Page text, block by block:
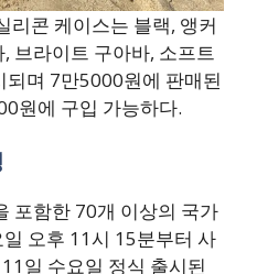
리콘 케이스는 블랙, 앵커
브라이트 구아바, 소프트
며 7만5000원에 판매된
원에 구입 가능하다.
포함한 70개 이상의 국가
오후 11시 15분부터 사
일 수요일 정식 출시된